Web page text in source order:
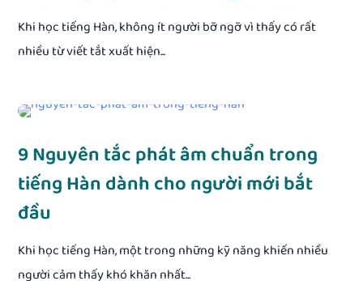
Khi học tiếng Hàn, không ít người bỡ ngỡ vì thấy có rất
nhiều từ viết tắt xuất hiện...
9 Nguyên tắc phát âm chuẩn trong
tiếng Hàn dành cho người mới bắt
đầu
Khi học tiếng Hàn, một trong những kỹ năng khiến nhiều
người cảm thấy khó khăn nhất...